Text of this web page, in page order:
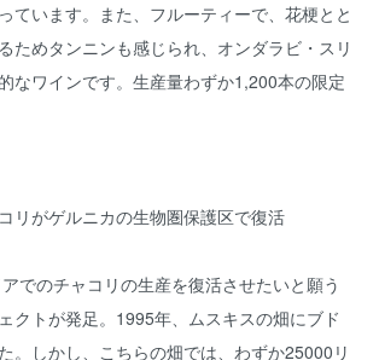
ています。また、フルーティーで、花梗とと
ためタンニンも感じられ、オンダラビ・スリ
なワインです。生産量わずか1,200本の限定
リがゲルニカの生物圏保護区で復活
でのチャコリの生産を復活させたいと願う
クトが発足。1995年、ムスキスの畑にブド
。しかし、こちらの畑では、わずか25000リ